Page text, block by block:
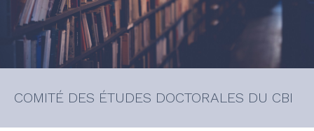
COMITÉ DES ÉTUDES DOCTORALES DU CBI